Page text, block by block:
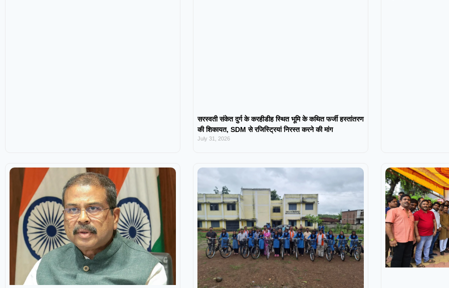
सरस्वती संकेत दुर्ग के करहीडीह स्थित भूमि के कथित फर्जी हस्तांतरण
की शिकायत, SDM से रजिस्ट्रियां निरस्त करने की मांग
July 31, 2026